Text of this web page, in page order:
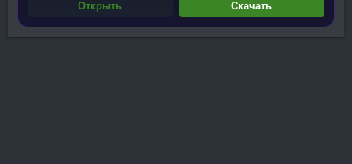
Открыть Скачать